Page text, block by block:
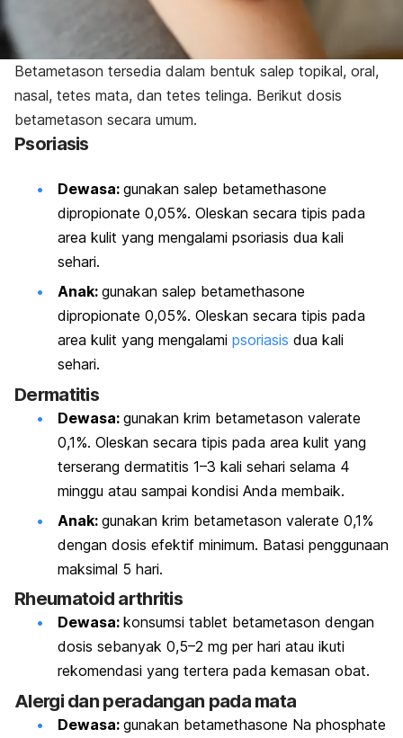
Betametason tersedia dalam bentuk salep topikal, oral,
nasal, tetes mata, dan tetes telinga. Berikut dosis
betametason secara umum.
Psoriasis
Dewasa: gunakan salep betamethasone
dipropionate 0,05%. Oleskan secara tipis pada
area kulit yang mengalami psoriasis dua kali
sehari.
Anak: gunakan salep betamethasone
dipropionate 0,05%. Oleskan secara tipis pada
area kulit yang mengalami psoriasis dua kali
sehari.
Dermatitis
Dewasa: gunakan krim betametason valerate
0,1%. Oleskan secara tipis pada area kulit yang
terserang dermatitis 1–3 kali sehari selama 4
minggu atau sampai kondisi Anda membaik.
Anak: gunakan krim betametason valerate 0,1%
dengan dosis efektif minimum. Batasi penggunaan
maksimal 5 hari.
Rheumatoid arthritis
Dewasa: konsumsi tablet betametason dengan
dosis sebanyak 0,5–2 mg per hari atau ikuti
rekomendasi yang tertera pada kemasan obat.
Alergi dan peradangan pada mata
Dewasa: gunakan betamethasone Na phosphate